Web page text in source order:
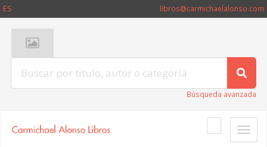
ES libros@carmichaelalonso.com
Búsqueda avanzada
Toggle